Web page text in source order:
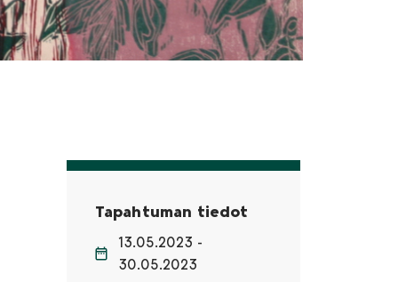
Tapahtuman tiedot
13.05.2023 -
30.05.2023